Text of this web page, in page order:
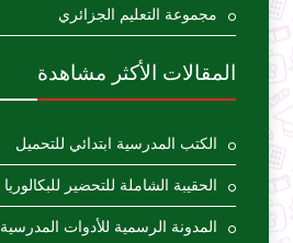
مجموعة التعليم الجزائري
المقالات الأكثر مشاهدة
الكتب المدرسية ابتدائي للتحميل
الحقيبة الشاملة للتحضير للبكالوريا
المدونة الرسمية للأدوات المدرسية